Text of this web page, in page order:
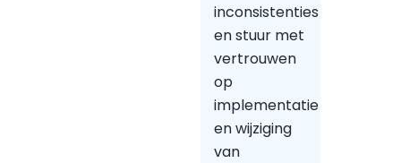
inconsistenties
en stuur met
vertrouwen
op
implementatie
en wijziging
van